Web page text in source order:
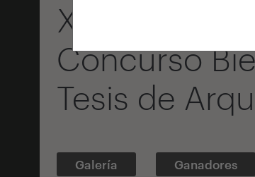
XI
Concurso
Tesis de
Galería Ganadores